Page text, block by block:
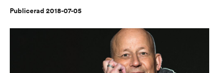
Publicerad 2018-07-05